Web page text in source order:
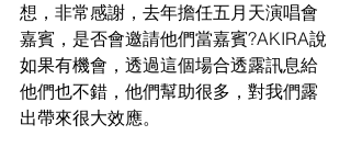
想，非常感謝，去年擔任五月天演唱會
嘉賓，是否會邀請他們當嘉賓?AKIRA說
如果有機會，透過這個場合透露訊息給
他們也不錯，他們幫助很多，對我們露
出帶來很大效應。